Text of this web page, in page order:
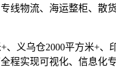
线物流、海运整柜、
义乌仓2000平方米+
程实现可视化、信息